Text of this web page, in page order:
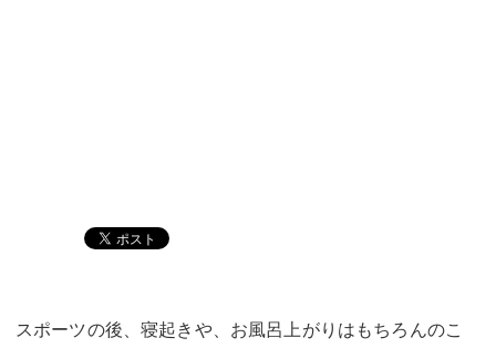
スポーツの後、寝起きや、お風呂上がりはもちろんのこ